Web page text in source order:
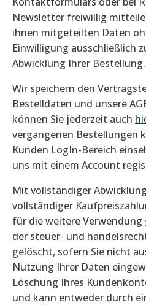
Newsletter freiwillig
ihnen mitgeteilten Daten
Einwilligung ausschließlich
Abwicklung Ihrer Bestellung.
Wir speichern den
Bestelldaten und unsere
können Sie jederzeit auch
vergangenen Bestellungen
Kunden LogIn-Bereich
uns mit einem Account
Mit vollständiger
vollständiger
für die weitere
der steuer- und
gelöscht, sofern Sie nicht
Nutzung Ihrer Daten
Löschung Ihres
und kann entweder durch